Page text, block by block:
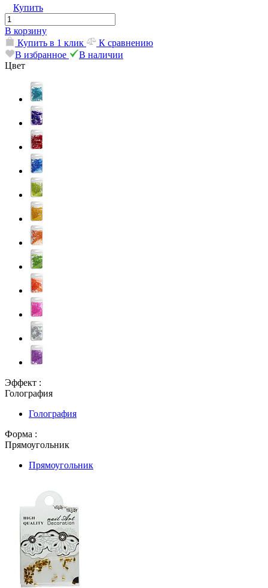
Купить
В корзину
Купить в 1 клик
К сравнению
В избранное
В наличии
Цвет
Эффект :
Голография
Голография
Форма :
Прямоугольник
Прямоугольник